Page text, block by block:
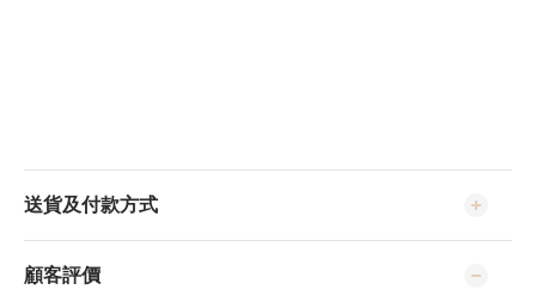
送貨及付款方式
顧客評價